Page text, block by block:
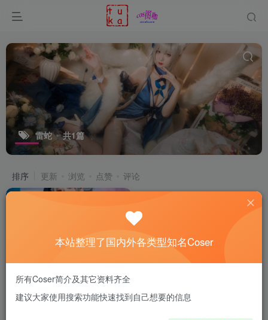
雷蛇 共1篇
排序 更新 浏览 点赞 评论
明日方舟雷蛇COS：韩国萌妹
Tomiaaa演绎雷蛇的别样魅力
本站整理了国内外各类型知名Coser
所有Coser简介及其它资料齐全
建议大家使用搜索功能快速找到自己想要的信息